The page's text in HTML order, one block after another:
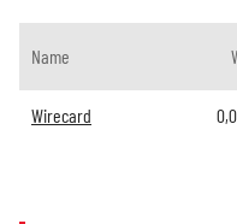
Name
Wirecard